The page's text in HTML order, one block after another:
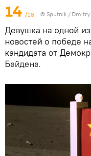
14 /16 © Sputnik / Dmitry
Девушка на одной
новостей о победе
кандидата от
Байдена.